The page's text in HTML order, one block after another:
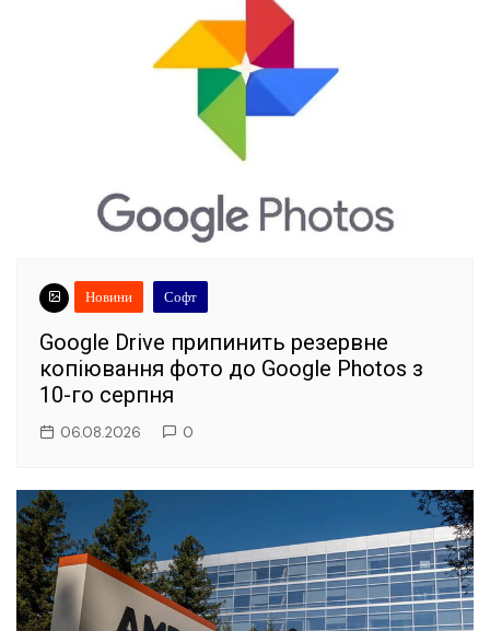
Новини Софт
Google Drive припинить резервне
копіювання фото до Google Photos з
10-го серпня
06.08.2026 0